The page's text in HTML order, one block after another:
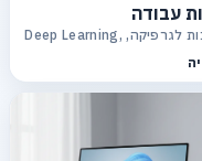
עבודה
מערכות לגרפיקה, Deep Learning,